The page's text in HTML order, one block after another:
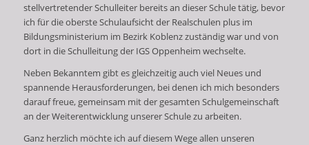
stellvertretender Schulleiter bereits an dieser Schule tätig, bevor
ich für die oberste Schulaufsicht der Realschulen plus im
Bildungsministerium im Bezirk Koblenz zuständig war und von
dort in die Schulleitung der IGS Oppenheim wechselte.
Neben Bekanntem gibt es gleichzeitig auch viel Neues und
spannende Herausforderungen, bei denen ich mich besonders
darauf freue, gemeinsam mit der gesamten Schulgemeinschaft
an der Weiterentwicklung unserer Schule zu arbeiten.
Ganz herzlich möchte ich auf diesem Wege allen unseren